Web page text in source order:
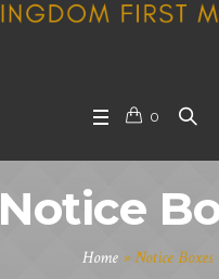
0
Notice
Home »Notice Boxes